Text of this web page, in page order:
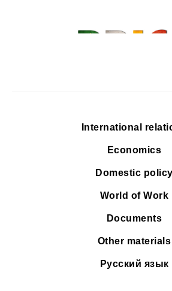
International
Economics
Domestic policy
World of Work
Documents
Other materials
Русский язык